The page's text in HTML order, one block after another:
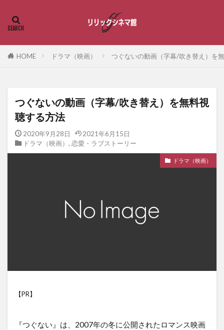
HOME ドラマ（映画） つぐないの動画（字幕/吹き替え）を
つぐないの動画（字幕/吹き替え）を無料視
聴する方法
2020年9月28日
2021年6月15日
ドラマ（映画） , 恋愛・ラブストーリー
ドラマ（映画）
【PR】
『つぐない』は、2007年の冬に公開されたロマンス映画